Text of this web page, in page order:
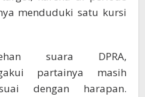
menduduki satu kursi
suara DPRA,
partainya masih
dengan harapan.